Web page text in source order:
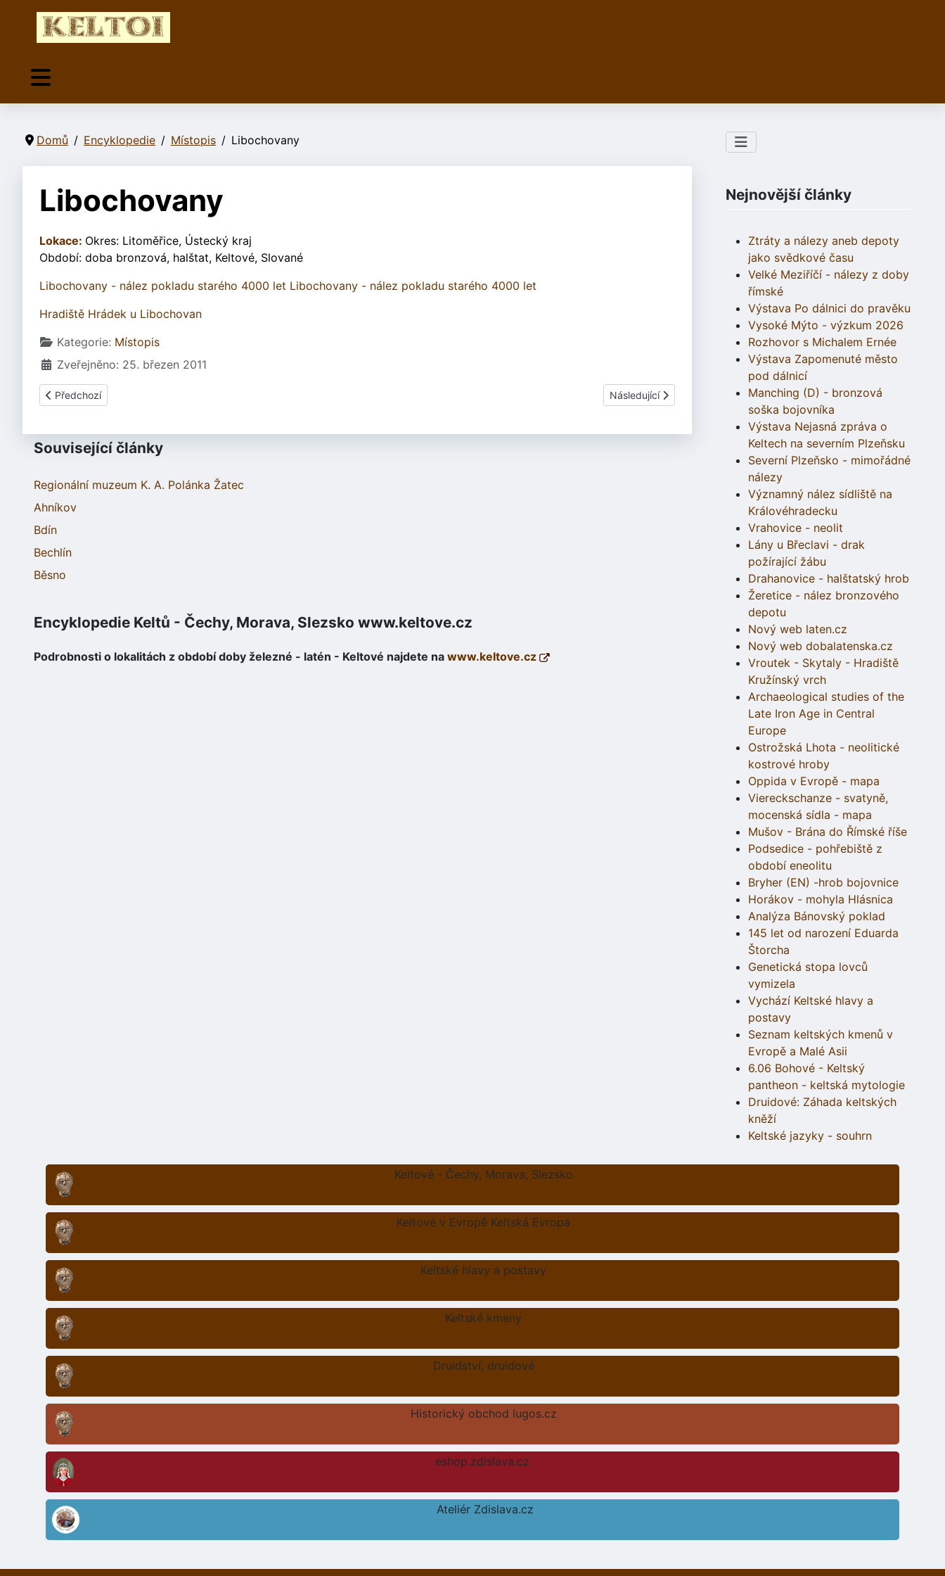
Domů Encyklopedie Místopis Libochovany
Libochovany
Lokace: Okres: Litoměřice, Ústecký kraj
Období: doba bronzová, halštat, Keltové, Slované
Libochovany - nález pokladu starého 4000 let Libochovany - nález pokladu starého 4000 let
Hradiště Hrádek u Libochovan
Základní údaje
Kategorie: Místopis
Zveřejněno: 25. březen 2011
Předchozí článek: Moravská Huzová
Předchozí Další článek: Moravská Nová Ves
Následující
Související články
Regionální muzeum K. A. Polánka Žatec
Ahníkov
Bdín
Bechlín
Běsno
Encyklopedie Keltů - Čechy, Morava, Slezsko www.keltove.cz
Podrobnosti o lokalitách z období doby železné - latén - Keltové najdete na www.keltove.cz
Nejnovější články
Ztráty a nálezy aneb depoty
jako svědkové času
Velké Meziříčí - nálezy z doby
římské
Výstava Po dálnici do pravěku
Vysoké Mýto - výzkum 2026
Rozhovor s Michalem Ernée
Výstava Zapomenuté město
pod dálnicí
Manching (D) - bronzová
soška bojovníka
Výstava Nejasná zpráva o
Keltech na severním Plzeňsku
Severní Plzeňsko - mimořádné
nálezy
Významný nález sídliště na
Královéhradecku
Vrahovice - neolit
Lány u Břeclavi - drak
požírající žábu
Drahanovice - halštatský hrob
Žeretice - nález bronzového
depotu
Nový web laten.cz
Nový web dobalatenska.cz
Vroutek - Skytaly - Hradiště
Kružínský vrch
Archaeological studies of the
Late Iron Age in Central
Europe
Ostrožská Lhota - neolitické
kostrové hroby
Oppida v Evropě - mapa
Viereckschanze - svatyně,
mocenská sídla - mapa
Mušov - Brána do Římské říše
Podsedice - pohřebiště z
období eneolitu
Bryher (EN) -hrob bojovnice
Horákov - mohyla Hlásnica
Analýza Bánovský poklad
145 let od narození Eduarda
Štorcha
Genetická stopa lovců
vymizela
Vychází Keltské hlavy a
postavy
Seznam keltských kmenů v
Evropě a Malé Asii
6.06 Bohové - Keltský
pantheon - keltská mytologie
Druidové: Záhada keltských
kněží
Keltské jazyky - souhrn
Keltové - Čechy, Morava, Slezsko
Keltové v Evropě Keltská Evropa
Keltské hlavy a postavy
Keltské kmeny
Druidství, druidové
Historický obchod lugos.cz
eshop.zdislava.cz
Ateliér Zdislava.cz